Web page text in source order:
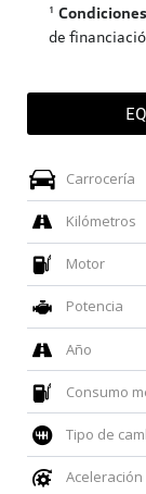
¹
de
Carrocería
Kilómetros
Motor
Potencia
Año
Consumo
Tipo de
Aceleración